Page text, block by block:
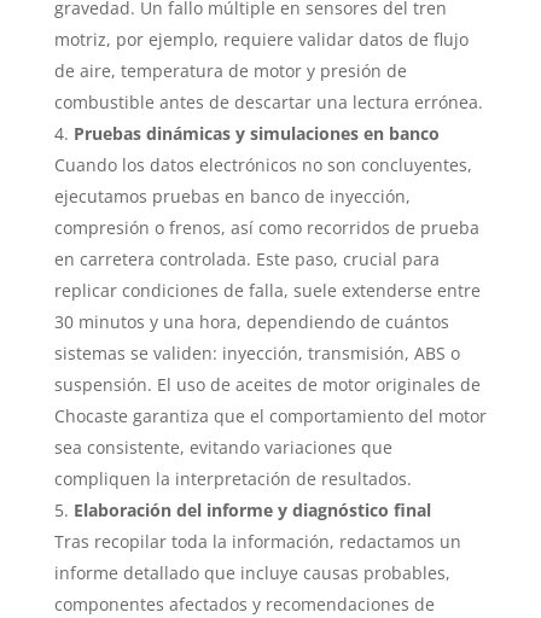
gravedad. Un fallo múltiple en sensores del tren
motriz, por ejemplo, requiere validar datos de flujo
de aire, temperatura de motor y presión de
combustible antes de descartar una lectura errónea.
Pruebas dinámicas y simulaciones en banco
Cuando los datos electrónicos no son concluyentes,
ejecutamos pruebas en banco de inyección,
compresión o frenos, así como recorridos de prueba
en carretera controlada. Este paso, crucial para
replicar condiciones de falla, suele extenderse entre
30 minutos y una hora, dependiendo de cuántos
sistemas se validen: inyección, transmisión, ABS o
suspensión. El uso de aceites de motor originales de
Chocaste garantiza que el comportamiento del motor
sea consistente, evitando variaciones que
compliquen la interpretación de resultados.
Elaboración del informe y diagnóstico final
Tras recopilar toda la información, redactamos un
informe detallado que incluye causas probables,
componentes afectados y recomendaciones de